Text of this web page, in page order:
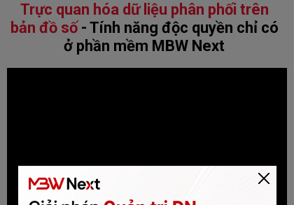
Trực quan hóa dữ liệu phân phối trên
bản đồ số - Tính năng độc quyền chỉ có
ở phần mềm MBW Next